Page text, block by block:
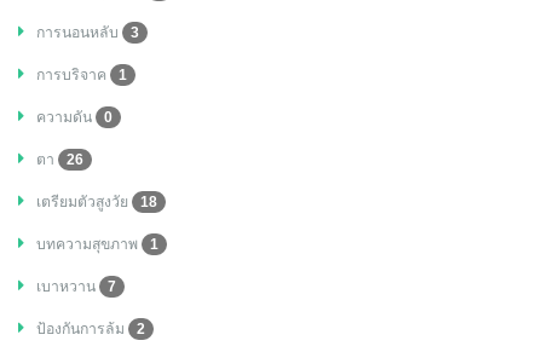
การนอนหลับ 3
การบริจาค 1
ความดัน 0
ตา 26
เตรียมตัวสูงวัย 18
บทความสุขภาพ 1
เบาหวาน 7
ป้องกันการล้ม 2